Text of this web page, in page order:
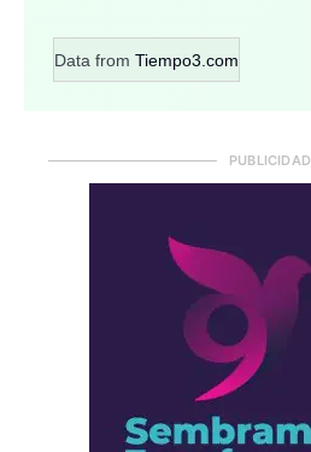
Data from Tiempo3.com
PUBLICIDAD